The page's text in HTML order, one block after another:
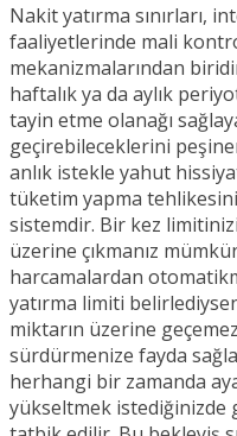
Nakit yatırma sınırları,
faaliyetlerinde mali
mekanizmalarından
haftalık ya da aylık
tayin etme olanağı
geçirebileceklerini
anlık istekle yahut
tüketim yapma
sistemdir. Bir kez
üzerine çıkmanız
harcamalardan
yatırma limiti
miktarın üzerine
sürdürmenize fayda
herhangi bir zamanda
yükseltmek istediğinizde